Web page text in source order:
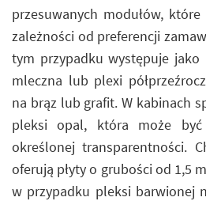
przesuwanych modułów,
zależności od preferencji
tym przypadku występuje jako
mleczna lub plexi
na brąz lub grafit. W kabinach
pleksi opal, która może być
określonej transparentności.
oferują płyty o grubości od 1,5
w przypadku pleksi barwionej